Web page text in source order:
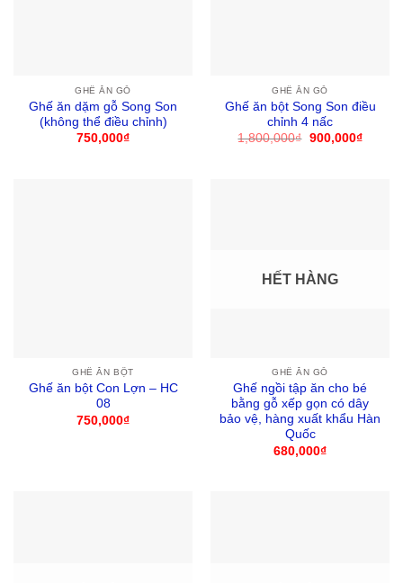
GHẾ ĂN GỖ
Ghế ăn dặm gỗ Song Son
(không thể điều chỉnh)
750,000₫
GHẾ ĂN GỖ
Ghế ăn bột Song Son điều
chỉnh 4 nấc
1,800,000₫ Giá
900,000₫Giá
GHẾ ĂN BỘT
Ghế ăn bột Con Lợn – HC
08
750,000₫
HẾT HÀNG
GHẾ ĂN GỖ
Ghế ngồi tập ăn cho bé
bằng gỗ xếp gọn có dây
bảo vệ, hàng xuất khẩu Hàn
Quốc
680,000₫